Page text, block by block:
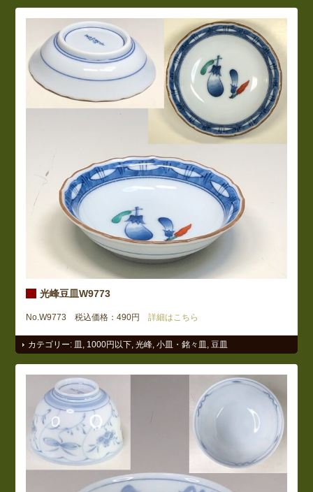
光峰豆皿W9773
No.W9773 税込価格：490円 詳細はこちら
カテゴリー: 1000円以下 ,光峰 ,小皿・銘々皿 豆皿